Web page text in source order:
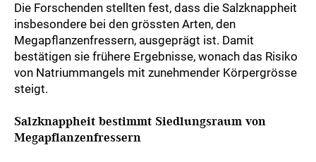
Die Forschenden stellten fest, dass die Salzknappheit
insbesondere bei den grössten Arten, den
Megapflanzenfressern, ausgeprägt ist. Damit
bestätigen sie frühere Ergebnisse, wonach das Risiko
von Natriummangels mit zunehmender Körpergrösse
steigt.
Salzknappheit bestimmt Siedlungsraum von
Megapflanzenfressern